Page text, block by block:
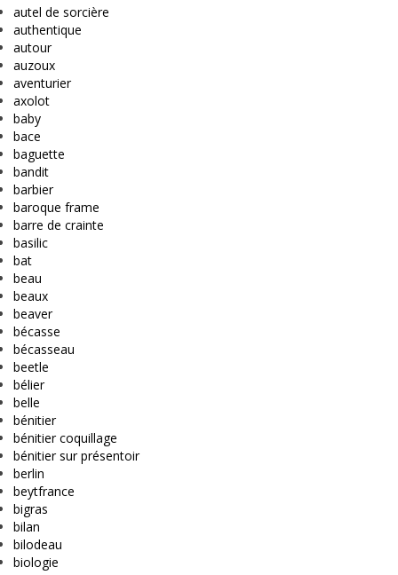
autel de sorcière
authentique
autour
auzoux
aventurier
axolot
baby
bace
baguette
bandit
barbier
baroque frame
barre de crainte
basilic
bat
beau
beaux
beaver
bécasse
bécasseau
beetle
bélier
belle
bénitier
bénitier coquillage
bénitier sur présentoir
berlin
beytfrance
bigras
bilan
bilodeau
biologie